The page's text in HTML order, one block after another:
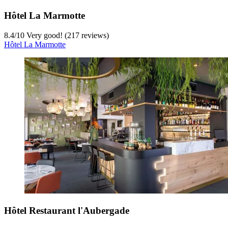
Hôtel La Marmotte
8.4/10 Very good! (217 reviews)
Hôtel La Marmotte
Hôtel Restaurant l'Aubergade